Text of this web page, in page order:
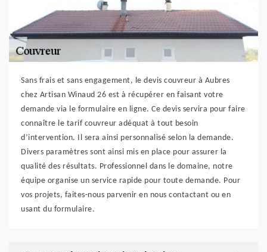
Sans frais et sans engagement, le devis couvreur à Aubres
chez Artisan Winaud 26 est à récupérer en faisant votre
demande via le formulaire en ligne. Ce devis servira pour faire
connaître le tarif couvreur adéquat à tout besoin
d’intervention. Il sera ainsi personnalisé selon la demande.
Divers paramètres sont ainsi mis en place pour assurer la
qualité des résultats. Professionnel dans le domaine, notre
équipe organise un service rapide pour toute demande. Pour
vos projets, faites-nous parvenir en nous contactant ou en
usant du formulaire.